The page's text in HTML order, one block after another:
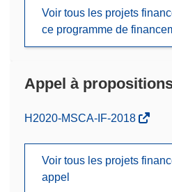
Voir tous les projets
ce programme de
Appel à
(s’ouvre
nouvelle
fenêtre)
H2020-MSCA-IF-2018
Voir tous les projets
appel